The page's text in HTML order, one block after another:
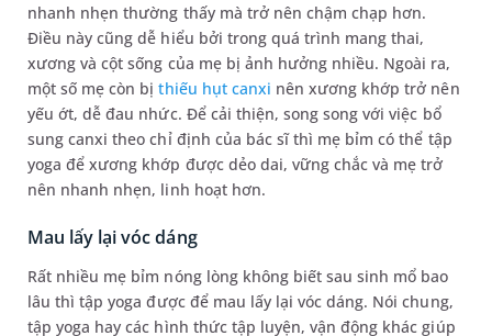
nhanh nhẹn thường thấy mà trở nên chậm chạp hơn.
Điều này cũng dễ hiểu bởi trong quá trình mang thai,
xương và cột sống của mẹ bị ảnh hưởng nhiều. Ngoài ra,
một số mẹ còn bịthiếu hụt canxi nên xương khớp trở nên
yếu ớt, dễ đau nhức. Để cải thiện, song song với việc bổ
sung canxi theo chỉ định của bác sĩ thì mẹ bỉm có thể tập
yoga để xương khớp được dẻo dai, vững chắc và mẹ trở
nên nhanh nhẹn, linh hoạt hơn.
Mau lấy lại vóc dáng
Rất nhiều mẹ bỉm nóng lòng không biết sau sinh mổ bao
lâu thì tập yoga được để mau lấy lại vóc dáng. Nói chung,
tập yoga hay các hình thức tập luyện, vận động khác giúp